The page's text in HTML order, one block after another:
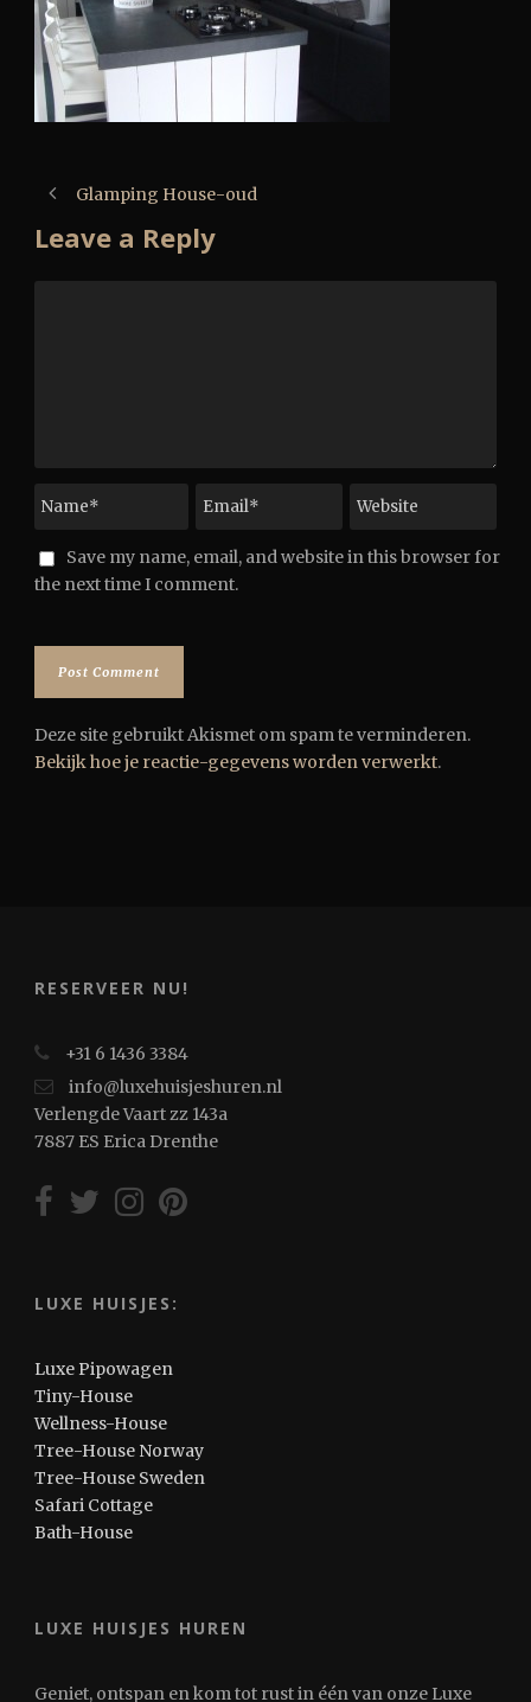
Glamping House-oud
Leave a Reply
Save my name, email, and website in this browser for
the next time I comment.
Deze site gebruikt Akismet om spam te verminderen.
Bekijk hoe je reactie-gegevens worden verwerkt.
RESERVEER NU!
+31 6 1436 3384
info@luxehuisjeshuren.nl
Verlengde Vaart zz 143a
7887 ES Erica Drenthe
LUXE HUISJES:
Luxe Pipowagen
Tiny-House
Wellness-House
Tree-House Norway
Tree-House Sweden
Safari Cottage
Bath-House
LUXE HUISJES HUREN
Geniet, ontspan en kom tot rust in één van onze Luxe